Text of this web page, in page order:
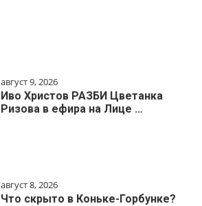
август 9, 2026
Иво Христов РАЗБИ Цветанка
Ризова в ефира на Лице …
август 8, 2026
Что скрыто в Коньке-Горбунке?